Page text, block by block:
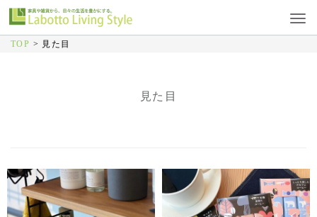
TOP > 見た目
見た目